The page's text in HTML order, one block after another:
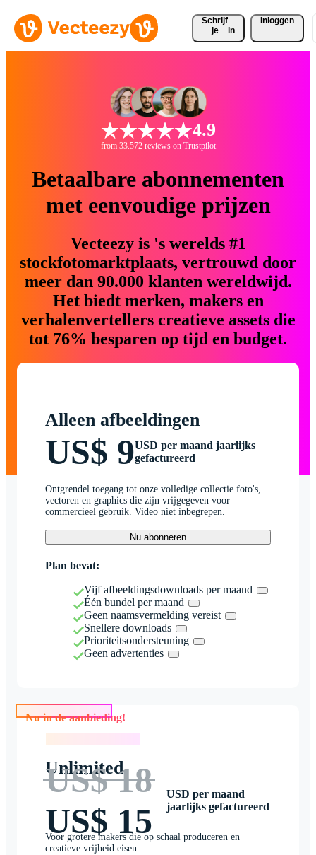
Schrijf
je
in
Inloggen
4.9
from 33.572 reviews on Trustpilot
Betaalbare abonnementen
met eenvoudige prijzen
Vecteezy is 's werelds #1
stockfotomarktplaats, vertrouwd door
meer dan 90.000 klanten wereldwijd.
Het biedt merken, makers en
verhalenvertellers creatieve assets die
tot 76% besparen op tijd en budget.
Alleen afbeeldingen
US$ 9USD per maand jaarlijks
gefactureerd
Ontgrendel toegang tot onze volledige collectie foto's,
vectoren en graphics die zijn vrijgegeven voor
commercieel gebruik. Video niet inbegrepen.
Nu abonneren
Plan bevat:
Vijf afbeeldingsdownloads per maand
Één bundel per maand
Geen naamsvermelding vereist
Snellere downloads
Prioriteitsondersteuning
Geen advertenties
Nu in de aanbieding!
Unlimited
US$ 18
US$ 15
USD per maand
jaarlijks gefactureerd
Voor grotere makers die op schaal produceren en
creatieve vrijheid eisen